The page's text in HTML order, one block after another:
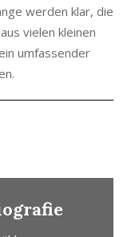
werden klar, die
vielen kleinen
umfassender